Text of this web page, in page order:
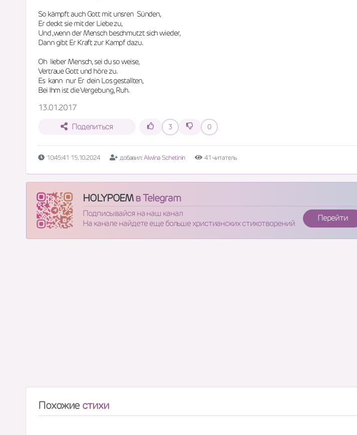
So kämpft auch Gott mit unsren  Sünden,
Er deckt sie mit der Liebe zu,
Und ,wenn der Mensch beschmutzt sich wieder,
Dann gibt Er Kraft zur Kampf dazu.
Oh  lieber Mensch, sei du so weise,
Vertraue Gott und höre zu.
Es  kann  nur Er  dein Los gestallten,
Bei Ihm ist die Vergebung, Ruh.
13.01.2017
Поделиться
3 0
10:45:41 15.10.2024 добавил:Alwina Schetinin 41 читатель
HOLYPOEMв Telegram
Подписывайся на наш канал
На канале найдете еще больше христианских стихотворений
Перейти
Похожие стихи